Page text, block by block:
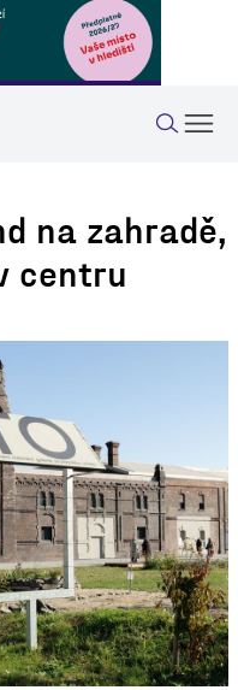
na zahradě,
centru